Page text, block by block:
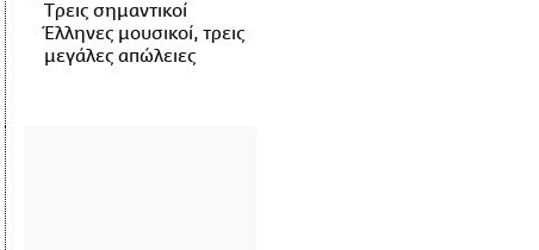
Tρεις σημαντικοί
Έλληνες μουσικοί, τρεις
μεγάλες απώλειες